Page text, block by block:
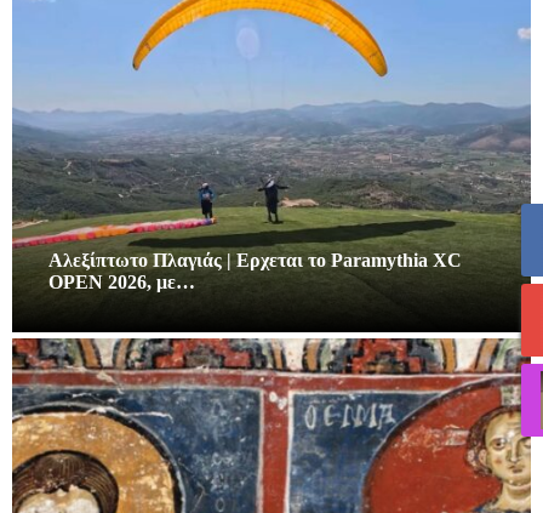
Αλεξίπτωτο Πλαγιάς | Ερχεται το Paramythia XC
OPEN 2026, με…